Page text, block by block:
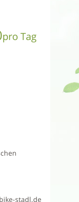
pro Tag
stadl.de